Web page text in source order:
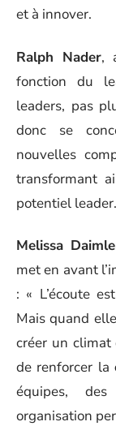
et à innover.
Ralph Nader,
fonction du
leaders, pas
donc se
nouvelles
transformant
potentiel leader.
Melissa
met en avant
: « L’écoute
Mais quand
créer un climat
de renforcer la
équipes,
organisation